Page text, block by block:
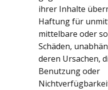
ihrer Inhalte
Haftung für
mittelbare oder
Schäden,
deren Ursachen,
Benutzung oder